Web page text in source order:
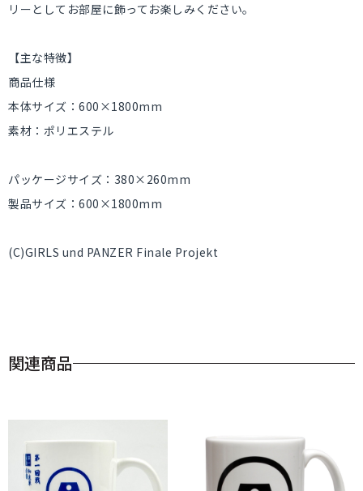
リーとしてお部屋に飾ってお楽しみください。
【主な特徴】
商品仕様
本体サイズ：600×1800mm
素材：ポリエステル
パッケージサイズ：380×260mm
製品サイズ：600×1800mm
(C)GIRLS und PANZER Finale Projekt
関連商品